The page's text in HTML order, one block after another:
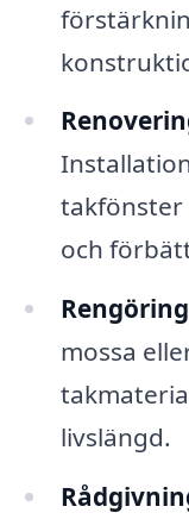
takfönster
och
mossa
livslängd.